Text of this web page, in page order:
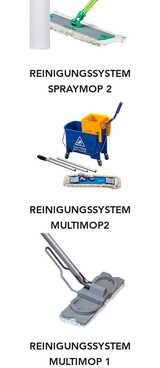
REINIGUNGSSYSTEM
SPRAYMOP 2
REINIGUNGSSYSTEM
MULTIMOP2
REINIGUNGSSYSTEM
MULTIMOP 1